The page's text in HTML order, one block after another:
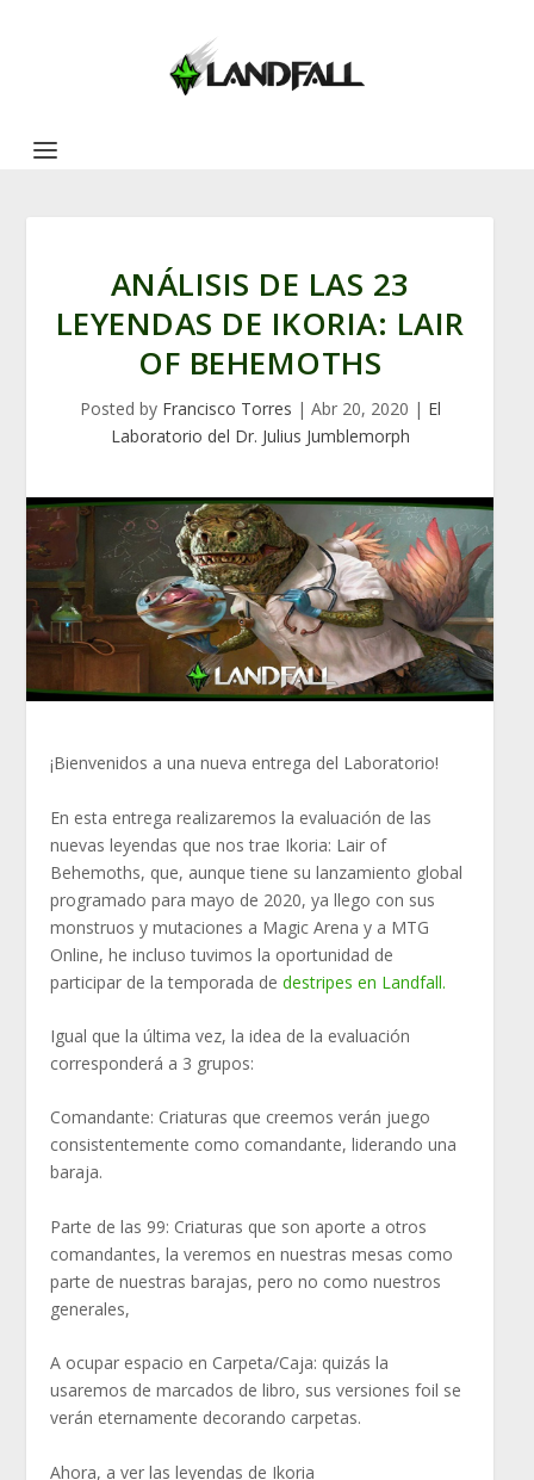
ANÁLISIS DE LAS 23
LEYENDAS DE IKORIA: LAIR
OF BEHEMOTHS
Posted by Francisco Torres | Abr 20, 2020 | El
Laboratorio del Dr. Julius Jumblemorph
¡Bienvenidos a una nueva entrega del Laboratorio!
En esta entrega realizaremos la evaluación de las
nuevas leyendas que nos trae Ikoria: Lair of
Behemoths, que, aunque tiene su lanzamiento global
programado para mayo de 2020, ya llego con sus
monstruos y mutaciones a Magic Arena y a MTG
Online, he incluso tuvimos la oportunidad de
participar de la temporada dedestripes en Landfall.
Igual que la última vez, la idea de la evaluación
corresponderá a 3 grupos:
Comandante: Criaturas que creemos verán juego
consistentemente como comandante, liderando una
baraja.
Parte de las 99: Criaturas que son aporte a otros
comandantes, la veremos en nuestras mesas como
parte de nuestras barajas, pero no como nuestros
generales,
A ocupar espacio en Carpeta/Caja: quizás la
usaremos de marcados de libro, sus versiones foil se
verán eternamente decorando carpetas.
Ahora, a ver las leyendas de Ikoria